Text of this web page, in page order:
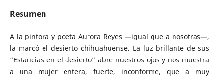
Resumen
A la pintora y poeta Aurora Reyes —igual que a nosotras—,
la marcó el desierto chihuahuense. La luz brillante de sus
“Estancias en el desierto” abre nuestros ojos y nos muestra
a una mujer entera, fuerte, inconforme, que a muy